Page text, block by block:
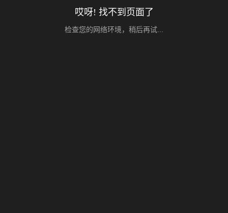
哎呀! 找不到页面了
检查您的网络环境，稍后再试...